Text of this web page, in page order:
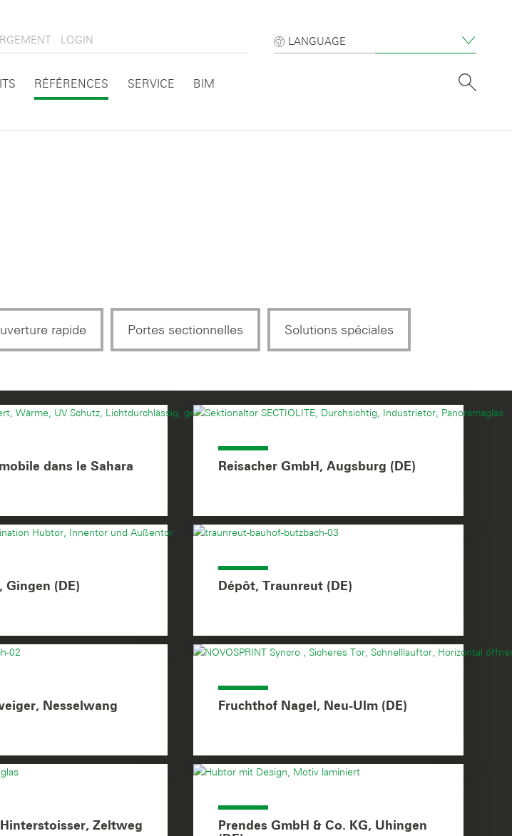
LOGIN LANGUAGE
RÉFÉRENCES SERVICE BIM
rapide Portes sectionnelles Solutions spéciales
dans le Sahara
Reisacher GmbH, Augsburg (DE)
Gingen (DE) Dépôt, Traunreut (DE)
Nesselwang
Fruchthof Nagel, Neu-Ulm (DE)
Zeltweg
Prendes GmbH & Co. KG, Uhingen